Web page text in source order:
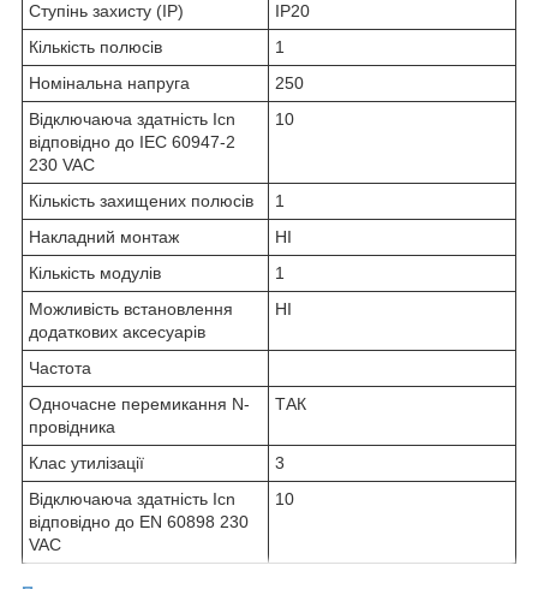
Ступінь захисту (IP)
IP20
Кількість полюсів
1
Номінальна напруга
250
Відключаюча здатність Icn
відповідно до IEC 60947-2
230 VAC
10
Кількість захищених полюсів
1
Накладний монтаж
НІ
Кількість модулів
1
Можливість встановлення
додаткових аксесуарів
НІ
Частота
Одночасне перемикання N-
провідника
ТАК
Клас утилізації
3
Відключаюча здатність Icn
відповідно до EN 60898 230
VAC
10